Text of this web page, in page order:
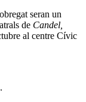
seran un
de Candel,
al centre Cívic